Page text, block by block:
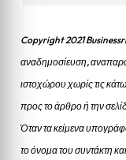
Copyright 2021
αναδημοσίευση,
ιστοχώρου χωρίς τις
προς το άρθρο ή την
Όταν τα κείμενα
το όνομα του συντάκτη